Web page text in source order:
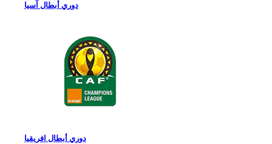
دوري أبطال آسيا
دوري أبطال افريقيا